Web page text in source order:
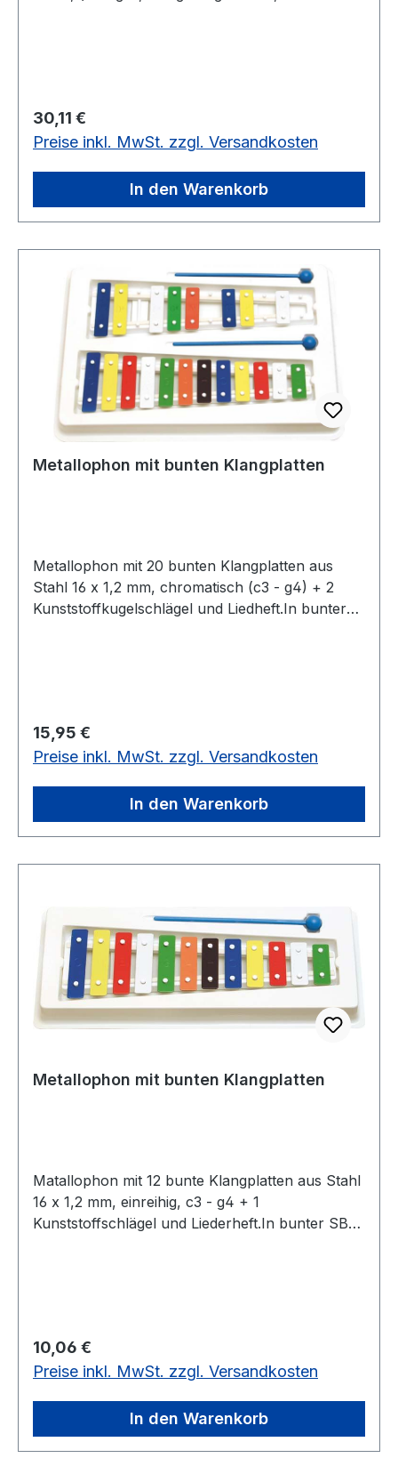
Regulärer Preis:
30,11 €
Preise inkl. MwSt. zzgl. Versandkosten
In den Warenkorb
Metallophon mit bunten Klangplatten
Metallophon mit 20 bunten Klangplatten aus
Stahl 16 x 1,2 mm, chromatisch (c3 - g4) + 2
Kunststoffkugelschlägel und Liedheft.In bunter
Regulärer Preis:
15,95 €
Preise inkl. MwSt. zzgl. Versandkosten
In den Warenkorb
Metallophon mit bunten Klangplatten
Matallophon mit 12 bunte Klangplatten aus Stahl
16 x 1,2 mm, einreihig, c3 - g4 + 1
Kunststoffschlägel und Liederheft.In bunter SB-
Regulärer Preis:
10,06 €
Preise inkl. MwSt. zzgl. Versandkosten
In den Warenkorb